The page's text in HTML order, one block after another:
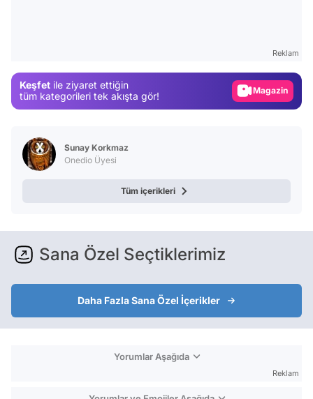
Reklam
Keşfet ile ziyaret ettiğin
tüm kategorileri tek akışta gör!
Magazin
Sunay Korkmaz
Onedio Üyesi
Tüm içerikleri
Sana Özel Seçtiklerimiz
Daha Fazla Sana Özel İçerikler
Yorumlar Aşağıda
Reklam